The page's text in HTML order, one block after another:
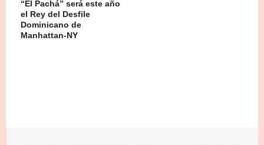
“El Pachá” será este año
el Rey del Desfile
Dominicano de
Manhattan-NY